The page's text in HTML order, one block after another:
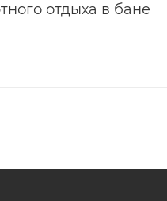
отдыха в бане